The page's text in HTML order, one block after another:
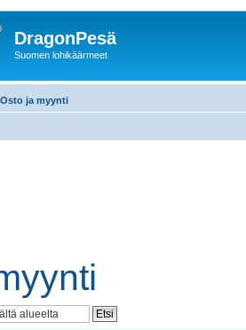
DragonPesä
Suomen lohikäärmeet
Osto ja myynti